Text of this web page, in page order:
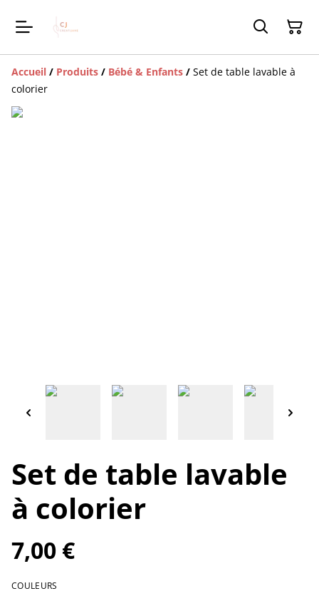
Accueil / Produits / Bébé & Enfants / Set de table lavable à
colorier
Set de table lavable
à colorier
7,00 €
COULEURS